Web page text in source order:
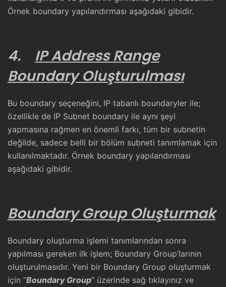
Örnek boundary yapılandırması aşağıdaki gibidir.
4. IP Address Range
Boundary Oluşturulması
Bu boundary seçeneğini, IP tabanlı boundaryler ile;
özellikle de IP Subnet boundary ile aynı şeyi
yapmasına rağmen en önemli farkı, tüm bir subnetin
değilde, sadece belli bir bölüm subneti tanımlamak için
kullanılmaktadır. Örnek boundary yapılandırması
aşağıdaki gibidir.
Boundary Group Oluşturmak
Boundary oluşturma işlemi tanımlarından sonra
yapılması gereken ilk işlem; Boundary Group’larının
oluşturulmasıdır. Yeni bir Boundary Group oluşturmak
için “Boundary Group” üzerinde sağ tıklayınız ve